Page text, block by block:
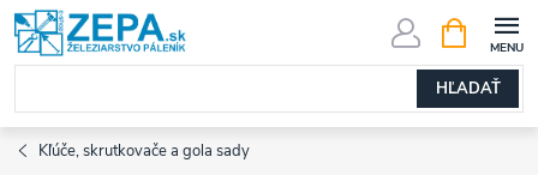
Prejsť
na
obsah
HĽADAŤ
KOŠÍK
Kľúče, skrutkovače a gola sady